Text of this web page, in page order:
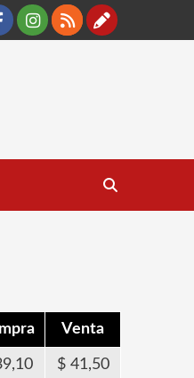
Instagram
RSS
Venta
41,50